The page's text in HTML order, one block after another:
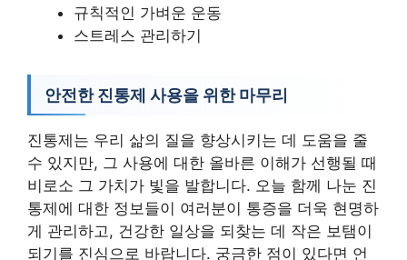
규칙적인 가벼운 운동
스트레스 관리하기
안전한 진통제 사용을 위한 마무리
진통제는 우리 삶의 질을 향상시키는 데 도움을 줄
수 있지만, 그 사용에 대한 올바른 이해가 선행될 때
비로소 그 가치가 빛을 발합니다. 오늘 함께 나눈 진
통제에 대한 정보들이 여러분이 통증을 더욱 현명하
게 관리하고, 건강한 일상을 되찾는 데 작은 보탬이
되기를 진심으로 바랍니다. 궁금한 점이 있다면 언